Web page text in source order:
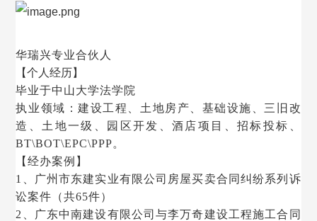
华瑞兴专业合伙人
【个人经历】
毕业于中山大学法学院
执业领域：建设工程、土地房产、基础设施、三旧改
造、土地一级、园区开发、酒店项目、招标投标、
BT\BOT\EPC\PPP。
【经办案例】
1、广州市东建实业有限公司房屋买卖合同纠纷系列诉
讼案件（共65件）
2、广东中南建设有限公司与李万奇建设工程施工合同